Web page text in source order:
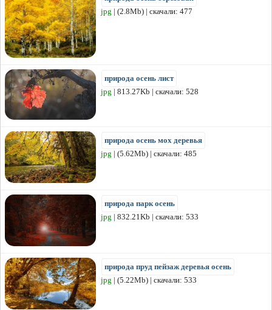
jpg | (2.8Mb) | скачали: 477
природа осень лист
jpg | 813.27Kb | скачали: 528
природа осень мох деревья
jpg | (5.62Mb) | скачали: 485
природа парк осень
jpg | 832.21Kb | скачали: 533
природа пруд пейзаж деревья осень
jpg | (5.22Mb) | скачали: 533